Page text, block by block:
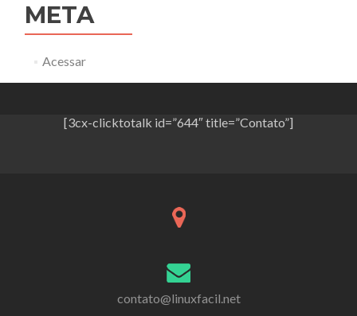
META
Acessar
[3cx-clicktotalk id=”644″ title=”Contato”]
contato@linuxfacil.net